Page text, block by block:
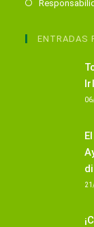
ENTRADAS